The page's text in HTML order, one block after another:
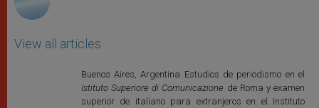
View all articles
Buenos Aires, Argentina Estudios de periodismo en el
Istituto Superiore di Comunicazione de Roma y examen
superior de italiano para extranjeros en el Instituto